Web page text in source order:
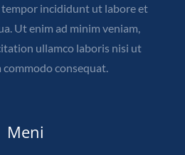
tempor incididunt ut labore et
Ut enim ad minim veniam,
ullamco laboris nisi ut
commodo consequat.
Meni